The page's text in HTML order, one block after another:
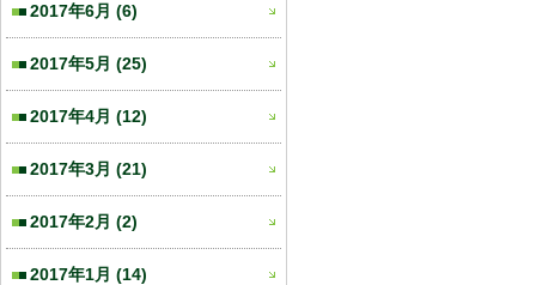
2017年6月 (6)
2017年5月 (25)
2017年4月 (12)
2017年3月 (21)
2017年2月 (2)
2017年1月 (14)